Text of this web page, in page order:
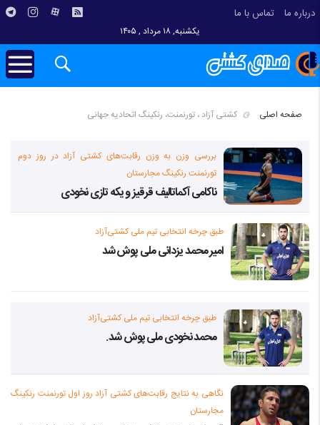
درباره ما تماس با ما
یکشنبه, ۱۸ مرداد , ۱۴۰۵
صفحه اصلی کشتی آزاد ، تورنمنت، رنکینگ اتحادیه جهانی
بررسی وزن به وزن رقابت‌های کشتی آزاد در روز دوم
تورنمنت رنکینگ مجارستان
ناکامی آکماتالیف قرقیز و یکه تازی نخودی
طبق چرخه انتخابی تیم ملی کشتی‌آزاد
امیر محمد یزدانی ملی پوش شد
طبق چرخه انتخابی تیم ملی کشتی‌آزاد
محمد نخودی ملی پوش شد.
نگاهی به نتایج رقابت‌های کشتی آزاد روز اول تورنمنت رنکینگ
مجارستان